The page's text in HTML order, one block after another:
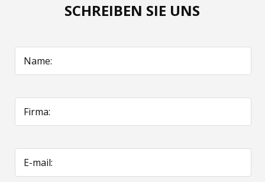
SCHREIBEN SIE UNS
Name:
Firma:
E-mail: